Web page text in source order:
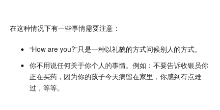
在这种情况下有一些事情需要注意：
“How are you?”只是一种以礼貌的方式问候别人的方式。
你不用说任何关于你个人的事情。例如：不要告诉收银员你
正在买药，因为你的孩子今天病留在家里，你感到有点难
过，等等。